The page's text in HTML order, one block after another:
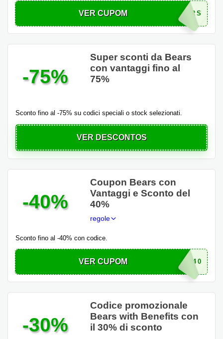
VER CUPOM GETYOURBEARS
-75%
Super sconti da Bears
con vantaggi fino al
75%
Sconto fino al -75% su codici speciali o stock selezionati.
VER DESCONTOS
-40%
Coupon Bears con
Vantaggi e Sconto del
40%
regole
Sconto fino al -40% con codice.
VER CUPOM SALE40
-30%
Codice promozionale
Bears with Benefits con
il 30% di sconto